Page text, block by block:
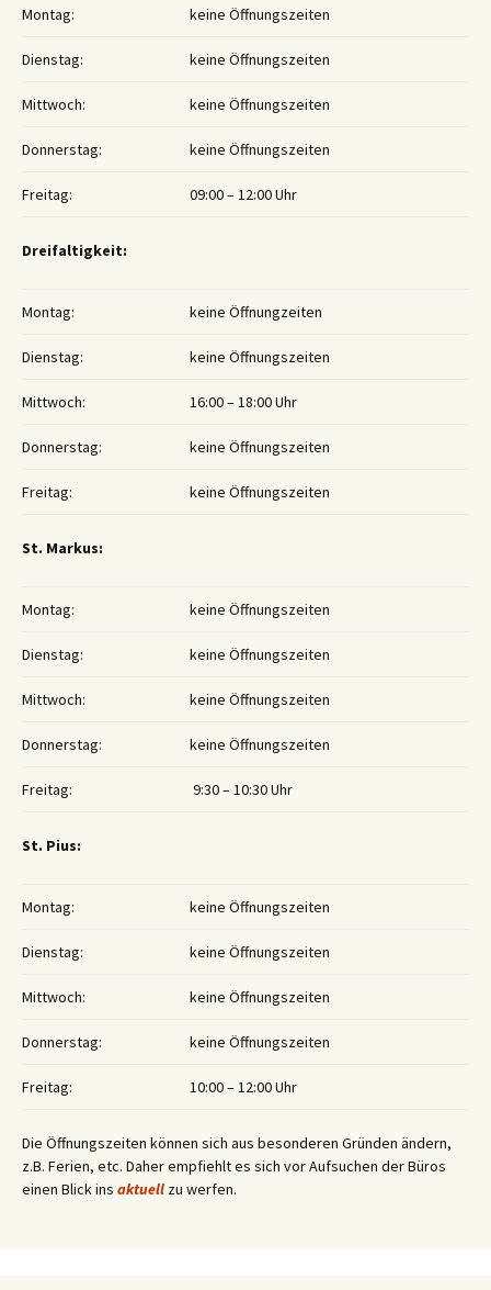
Montag: keine Öffnungszeiten
Dienstag: keine Öffnungszeiten
Mittwoch: keine Öffnungszeiten
Donnerstag: keine Öffnungszeiten
Freitag: 09:00 – 12:00 Uhr
Dreifaltigkeit:
Montag: keine Öffnungzeiten
Dienstag: keine Öffnungszeiten
Mittwoch: 16:00 – 18:00 Uhr
Donnerstag: keine Öffnungszeiten
Freitag: keine Öffnungszeiten
St. Markus:
Montag: keine Öffnungszeiten
Dienstag: keine Öffnungszeiten
Mittwoch: keine Öffnungszeiten
Donnerstag: keine Öffnungszeiten
Freitag: 9:30 – 10:30 Uhr
St. Pius:
Montag: keine Öffnungszeiten
Dienstag: keine Öffnungszeiten
Mittwoch: keine Öffnungszeiten
Donnerstag: keine Öffnungszeiten
Freitag: 10:00 – 12:00 Uhr
Die Öffnungszeiten können sich aus besonderen Gründen ändern,
z.B. Ferien, etc. Daher empfiehlt es sich vor Aufsuchen der Büros
einen Blick ins aktuell zu werfen.